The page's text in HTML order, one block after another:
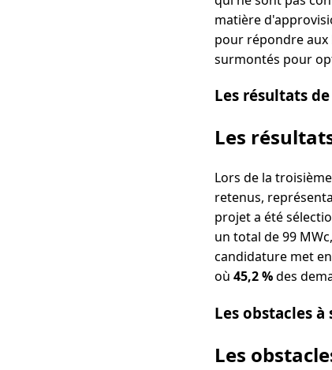
matière
pour répondre aux
surmontés pour
Les résultats
Les
Lors de la
retenus,
projet a été
un total de 99
candidature met
où 45,2 %des
Les obstacles
Les